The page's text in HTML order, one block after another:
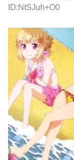
ID:NtSJuh+O0